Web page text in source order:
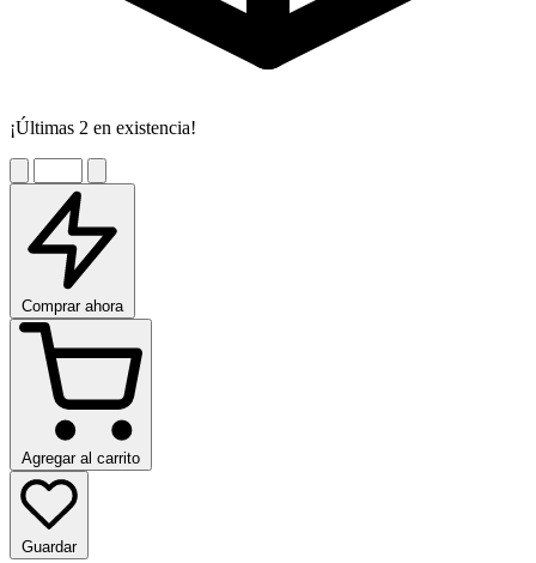
¡Últimas 2 en existencia!
Comprar ahora
Agregar al carrito
Guardar